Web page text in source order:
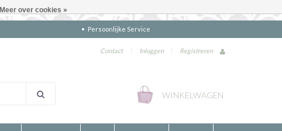
Persoonlijke Service
Contact | Inloggen | Registreren
WINKELWAGEN
Meer over cookies »